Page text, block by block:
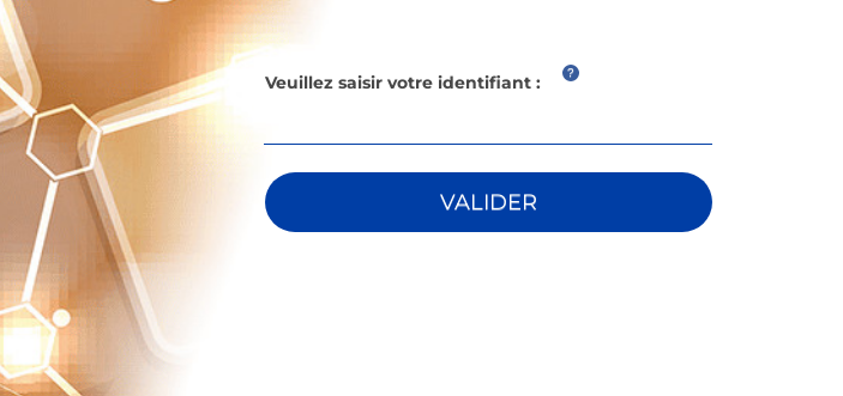
Veuillez saisir votre identifiant : ?